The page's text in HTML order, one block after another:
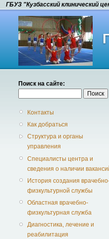
ГБУЗ "Кузбасский клинический
Поиск на сайте:
Контакты
Как добраться
Структура и органы
управления
Специалисты центра и
сведения о наличии
История создания
физкультурной службы
Областная врачебно-
физкультурная служба
Диагностика, лечение и
реабилитация